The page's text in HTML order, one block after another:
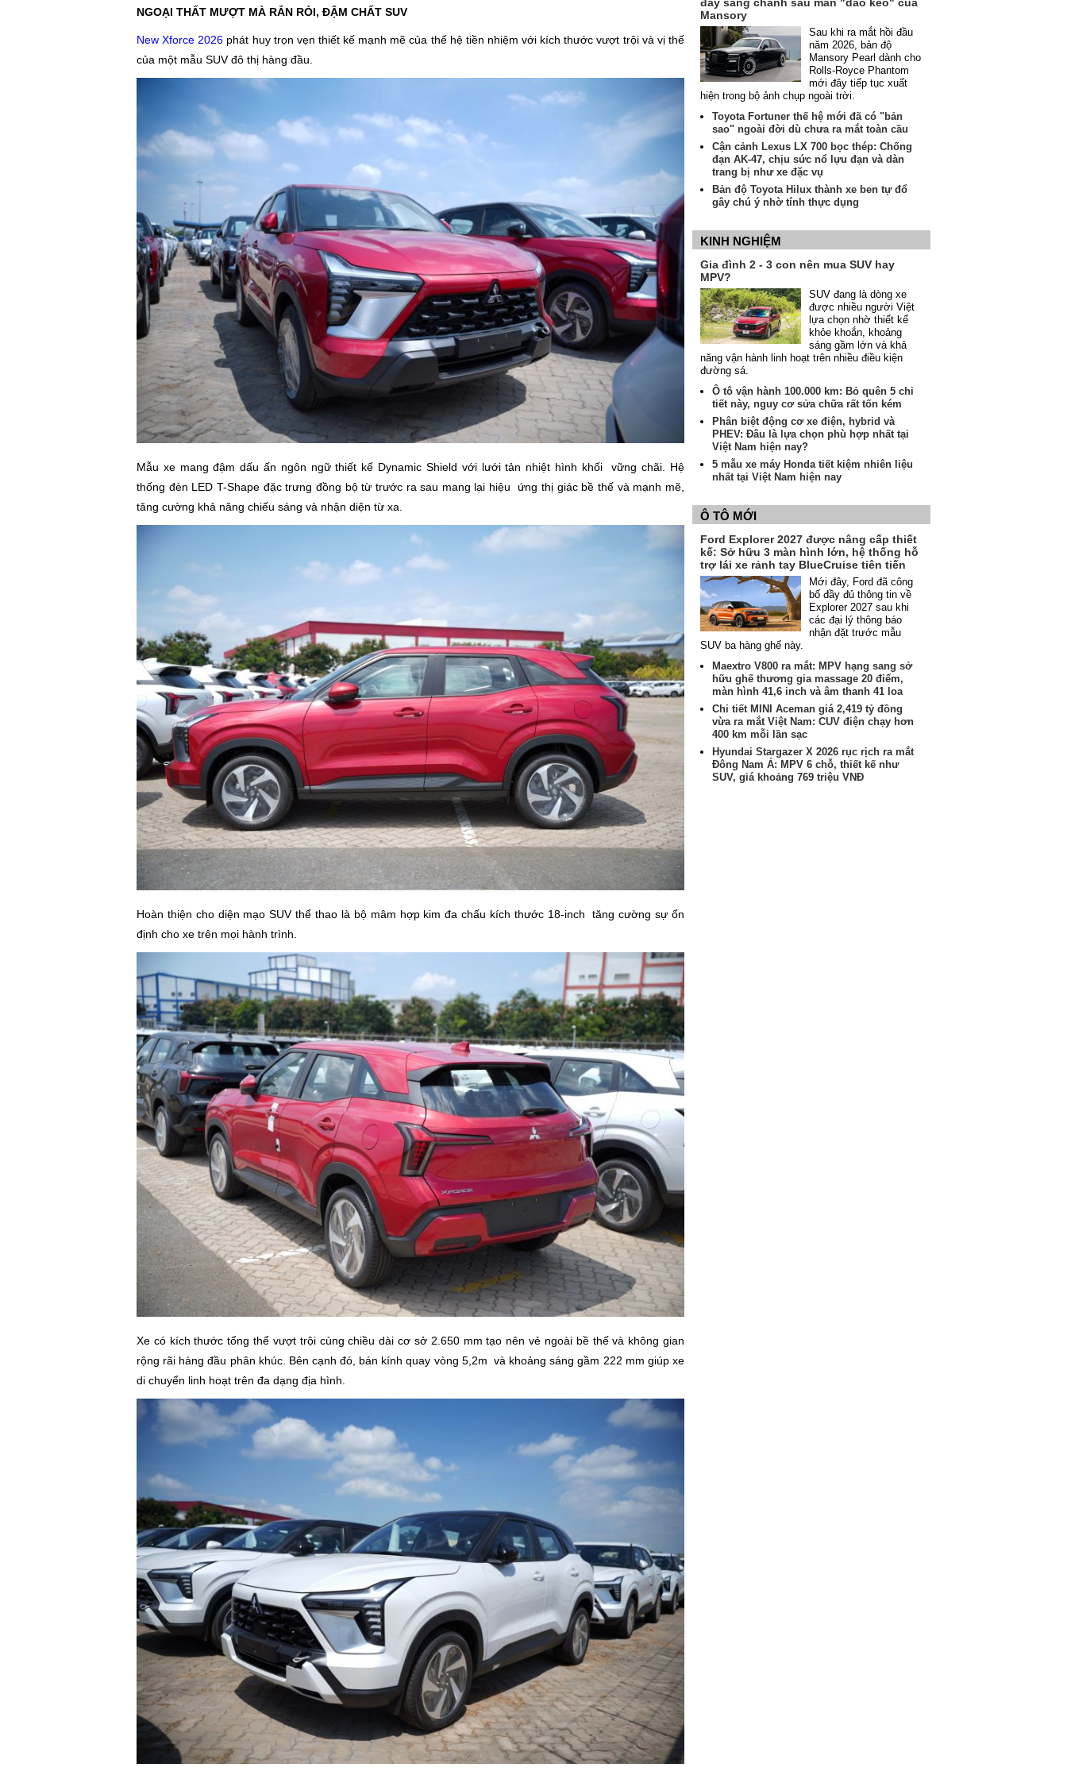
NGOẠI THẤT MƯỢT MÀ RẮN RỎI, ĐẬM CHẤT SUV
New Xforce 2026 phát huy trọn vẹn thiết kế mạnh mẽ của thế hệ tiền nhiệm với kích thước vượt trội và vị thế
của một mẫu SUV đô thị hàng đầu.
Mẫu xe mang đậm dấu ấn ngôn ngữ thiết kế Dynamic Shield với lưới tản nhiệt hình khối vững chãi. Hệ
thống đèn LED T-Shape đặc trưng đồng bộ từ trước ra sau mang lại hiệu ứng thị giác bề thế và mạnh mẽ,
tăng cường khả năng chiếu sáng và nhận diện từ xa.
Hoàn thiện cho diện mạo SUV thể thao là bộ mâm hợp kim đa chấu kích thước 18-inch tăng cường sự ổn
định cho xe trên mọi hành trình.
Xe có kích thước tổng thể vượt trội cùng chiều dài cơ sở 2.650 mm tạo nên vẻ ngoài bề thế và không gian
rộng rãi hàng đầu phân khúc. Bên cạnh đó, bán kính quay vòng 5,2m và khoảng sáng gầm 222 mm giúp xe
di chuyển linh hoạt trên đa dạng địa hình.
Mansory
Sau khi ra mắt hồi đầu
năm 2026, bản độ
Mansory Pearl dành cho
Rolls-Royce Phantom
mới đây tiếp tục xuất
hiện trong bộ ảnh chụp ngoài trời.
Toyota Fortuner thế hệ mới đã có "bản
sao" ngoài đời dù chưa ra mắt toàn cầu
Cận cảnh Lexus LX 700 bọc thép: Chống
đạn AK-47, chịu sức nổ lựu đạn và dàn
trang bị như xe đặc vụ
Bản độ Toyota Hilux thành xe ben tự đổ
gây chú ý nhờ tính thực dụng
KINH NGHIỆM
Gia đình 2 - 3 con nên mua SUV hay
MPV?
SUV đang là dòng xe
được nhiều người Việt
lựa chọn nhờ thiết kế
khỏe khoắn, khoảng
sáng gầm lớn và khả
năng vận hành linh hoạt trên nhiều điều kiện
đường sá.
Ô tô vận hành 100.000 km: Bỏ quên 5 chi
tiết này, nguy cơ sửa chữa rất tốn kém
Phân biệt động cơ xe điện, hybrid và
PHEV: Đâu là lựa chọn phù hợp nhất tại
Việt Nam hiện nay?
5 mẫu xe máy Honda tiết kiệm nhiên liệu
nhất tại Việt Nam hiện nay
Ô TÔ MỚI
Ford Explorer 2027 được nâng cấp thiết
kế: Sở hữu 3 màn hình lớn, hệ thống hỗ
trợ lái xe rảnh tay BlueCruise tiên tiến
Mới đây, Ford đã công
bố đầy đủ thông tin về
Explorer 2027 sau khi
các đại lý thông báo
nhận đặt trước mẫu
SUV ba hàng ghế này.
Maextro V800 ra mắt: MPV hạng sang sở
hữu ghế thương gia massage 20 điểm,
màn hình 41,6 inch và âm thanh 41 loa
Chi tiết MINI Aceman giá 2,419 tỷ đồng
vừa ra mắt Việt Nam: CUV điện chạy hơn
400 km mỗi lần sạc
Hyundai Stargazer X 2026 rục rịch ra mắt
Đông Nam Á: MPV 6 chỗ, thiết kế như
SUV, giá khoảng 769 triệu VNĐ